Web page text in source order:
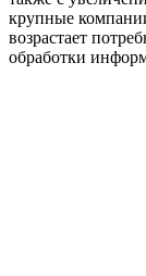
крупные
возрастает
обработки